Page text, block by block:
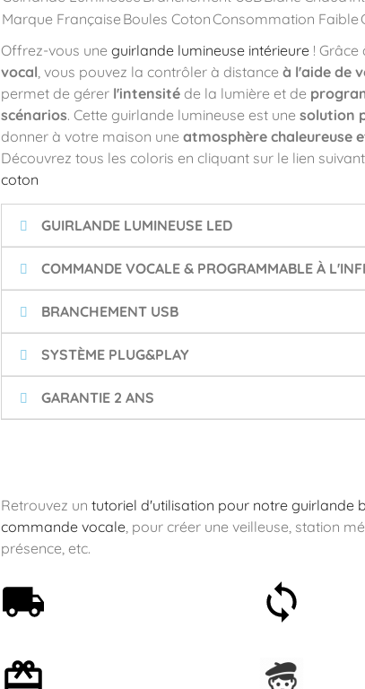
Marque Française Boules CotonConsommation Faible
Offrez-vous une guirlande lumineuse intérieure ! Grâce
vocal , vous pouvez la contrôler à distance à l'aide de
permet de gérer l'intensitéde la lumière et de
scénarios. Cette guirlande lumineuse est une solution
donner à votre maison une atmosphère chaleureuse
Découvrez tous les coloris en cliquant sur le lien
coton
GUIRLANDE LUMINEUSE LED
COMMANDE VOCALE & PROGRAMMABLE À
BRANCHEMENT USB
SYSTÈME PLUG&PLAY
GARANTIE 2 ANS
Retrouvez un tutoriel d'utilisation pour notre guirlande
commande vocale, pour créer une veilleuse, station
présence, etc.